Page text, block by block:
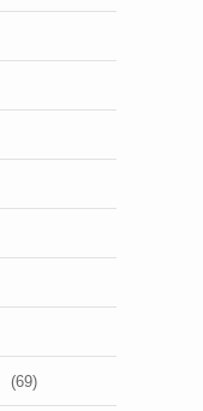
(69)